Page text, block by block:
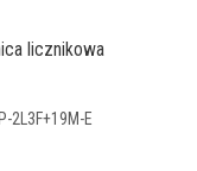
licznikowa
2L3F+19M-E